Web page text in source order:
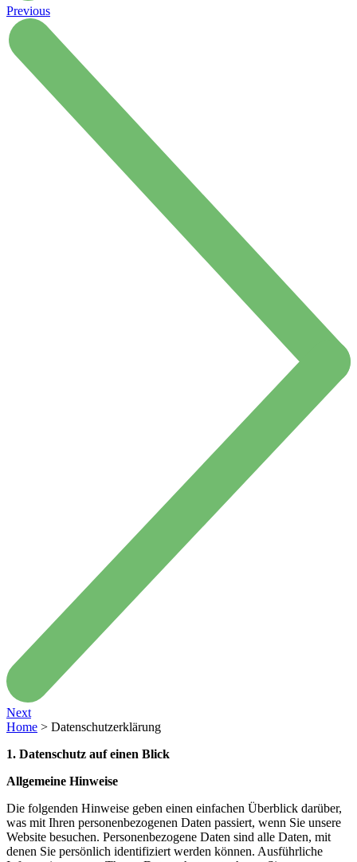
Previous
Next
Home > Datenschutzerklärung
1. Datenschutz auf einen Blick
Allgemeine Hinweise
Die folgenden Hinweise geben einen einfachen Überblick darüber,
was mit Ihren personenbezogenen Daten passiert, wenn Sie unsere
Website besuchen. Personenbezogene Daten sind alle Daten, mit
denen Sie persönlich identifiziert werden können. Ausführliche